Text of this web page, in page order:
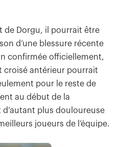
de Dorgu, il pourrait être
d’une blessure récente
confirmée officiellement,
croisé antérieur pourrait
pour le reste de
au début de la
plus douloureuse
joueurs de l’équipe.